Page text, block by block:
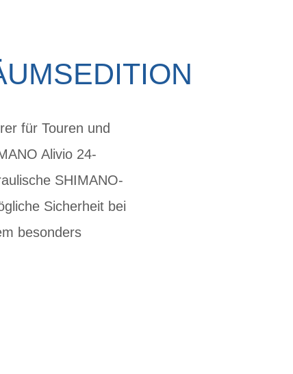
für Touren und
Alivio 24-
SHIMANO-
Sicherheit bei
besonders